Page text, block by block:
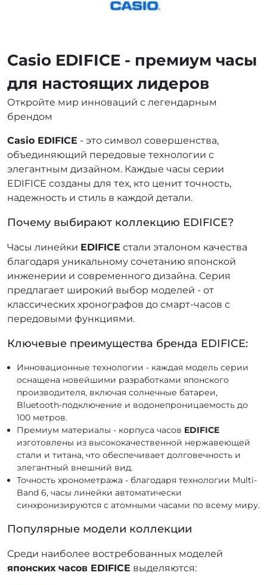
Casio EDIFICE - премиум часы
для настоящих лидеров
Откройте мир инноваций с легендарным
брендом
Casio EDIFICE - это символ совершенства,
объединяющий передовые технологии с
элегантным дизайном. Каждые часы серии
EDIFICE созданы для тех, кто ценит точность,
надежность и стиль в каждой детали.
Почему выбирают коллекцию EDIFICE?
Часы линейки EDIFICE стали эталоном качества
благодаря уникальному сочетанию японской
инженерии и современного дизайна. Серия
предлагает широкий выбор моделей - от
классических хронографов до смарт-часов с
передовыми функциями.
Ключевые преимущества бренда EDIFICE:
Инновационные технологии - каждая модель серии
оснащена новейшими разработками японского
производителя, включая солнечные батареи,
Bluetooth-подключение и водонепроницаемость до
100 метров.
Премиум материалы - корпуса часов EDIFICE
изготовлены из высококачественной нержавеющей
стали и титана, что обеспечивает долговечность и
элегантный внешний вид.
Точность хронометража - благодаря технологии Multi-
Band 6, часы линейки автоматически
синхронизируются с атомными часами по всему миру.
Популярные модели коллекции
Среди наиболее востребованных моделей
японских часов EDIFICE выделяются: